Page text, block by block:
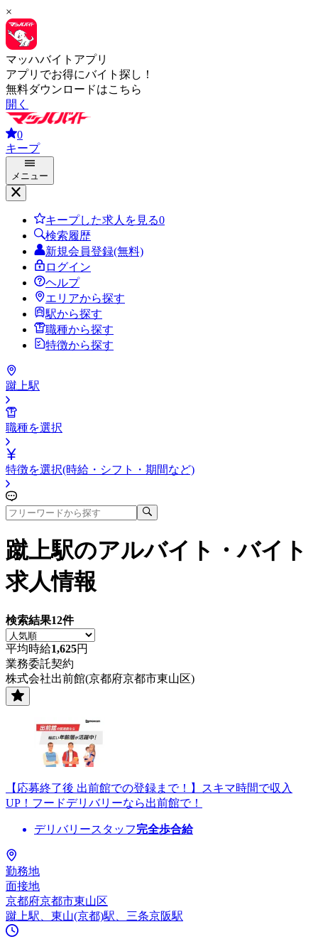
×
マッハバイトアプリ
アプリでお得にバイト探し！
無料ダウンロードはこちら
開く
0
キープ
メニュー
キープした求人を見る0
検索履歴
新規会員登録(無料)
ログイン
ヘルプ
エリアから探す
駅から探す
職種から探す
特徴から探す
蹴上駅
職種を選択
特徴を選択(時給・シフト・期間など)
蹴上駅のアルバイト・バイト
求人情報
検索結果12件
平均時給1,625円
業務委託契約
株式会社出前館(京都府京都市東山区)
【応募終了後 出前館での登録まで！】スキマ時間で収入
UP！フードデリバリーなら出前館で！
デリバリースタッフ完全歩合給
勤務地
面接地
京都府京都市東山区
蹴上駅、東山(京都)駅、三条京阪駅